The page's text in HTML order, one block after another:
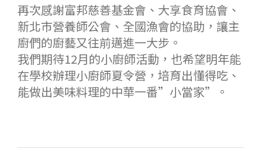
再次感謝富邦慈善基金會、大享食育協會、
新北市營養師公會、全國漁會的協助，讓主
廚們的廚藝又往前邁進一大步。
我們期待12月的小廚師活動，也希望明年能
在學校辦理小廚師夏令營，培育出懂得吃、
能做出美味料理的中華一番”小當家”。